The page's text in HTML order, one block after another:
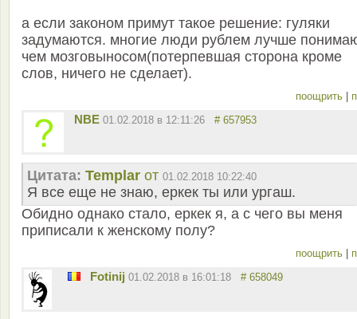
а если законом примут такое решение: гуляки
задумаются. многие люди рублем лучше
чем мозговыносом(потерпевшая сторона кроме
слов, ничего не сделает).
поощрить
NBE 01.02.2018 в 12:11:26 # 657953
Цитата: Templar от 01.02.2018 10:22:40
Я все еще не знаю, еркек ты или ургаш.
Обидно однако стало, еркек я, а с чего вы меня
приписали к женскому полу?
поощрить
Fotinij 01.02.2018 в 16:01:18 # 658049